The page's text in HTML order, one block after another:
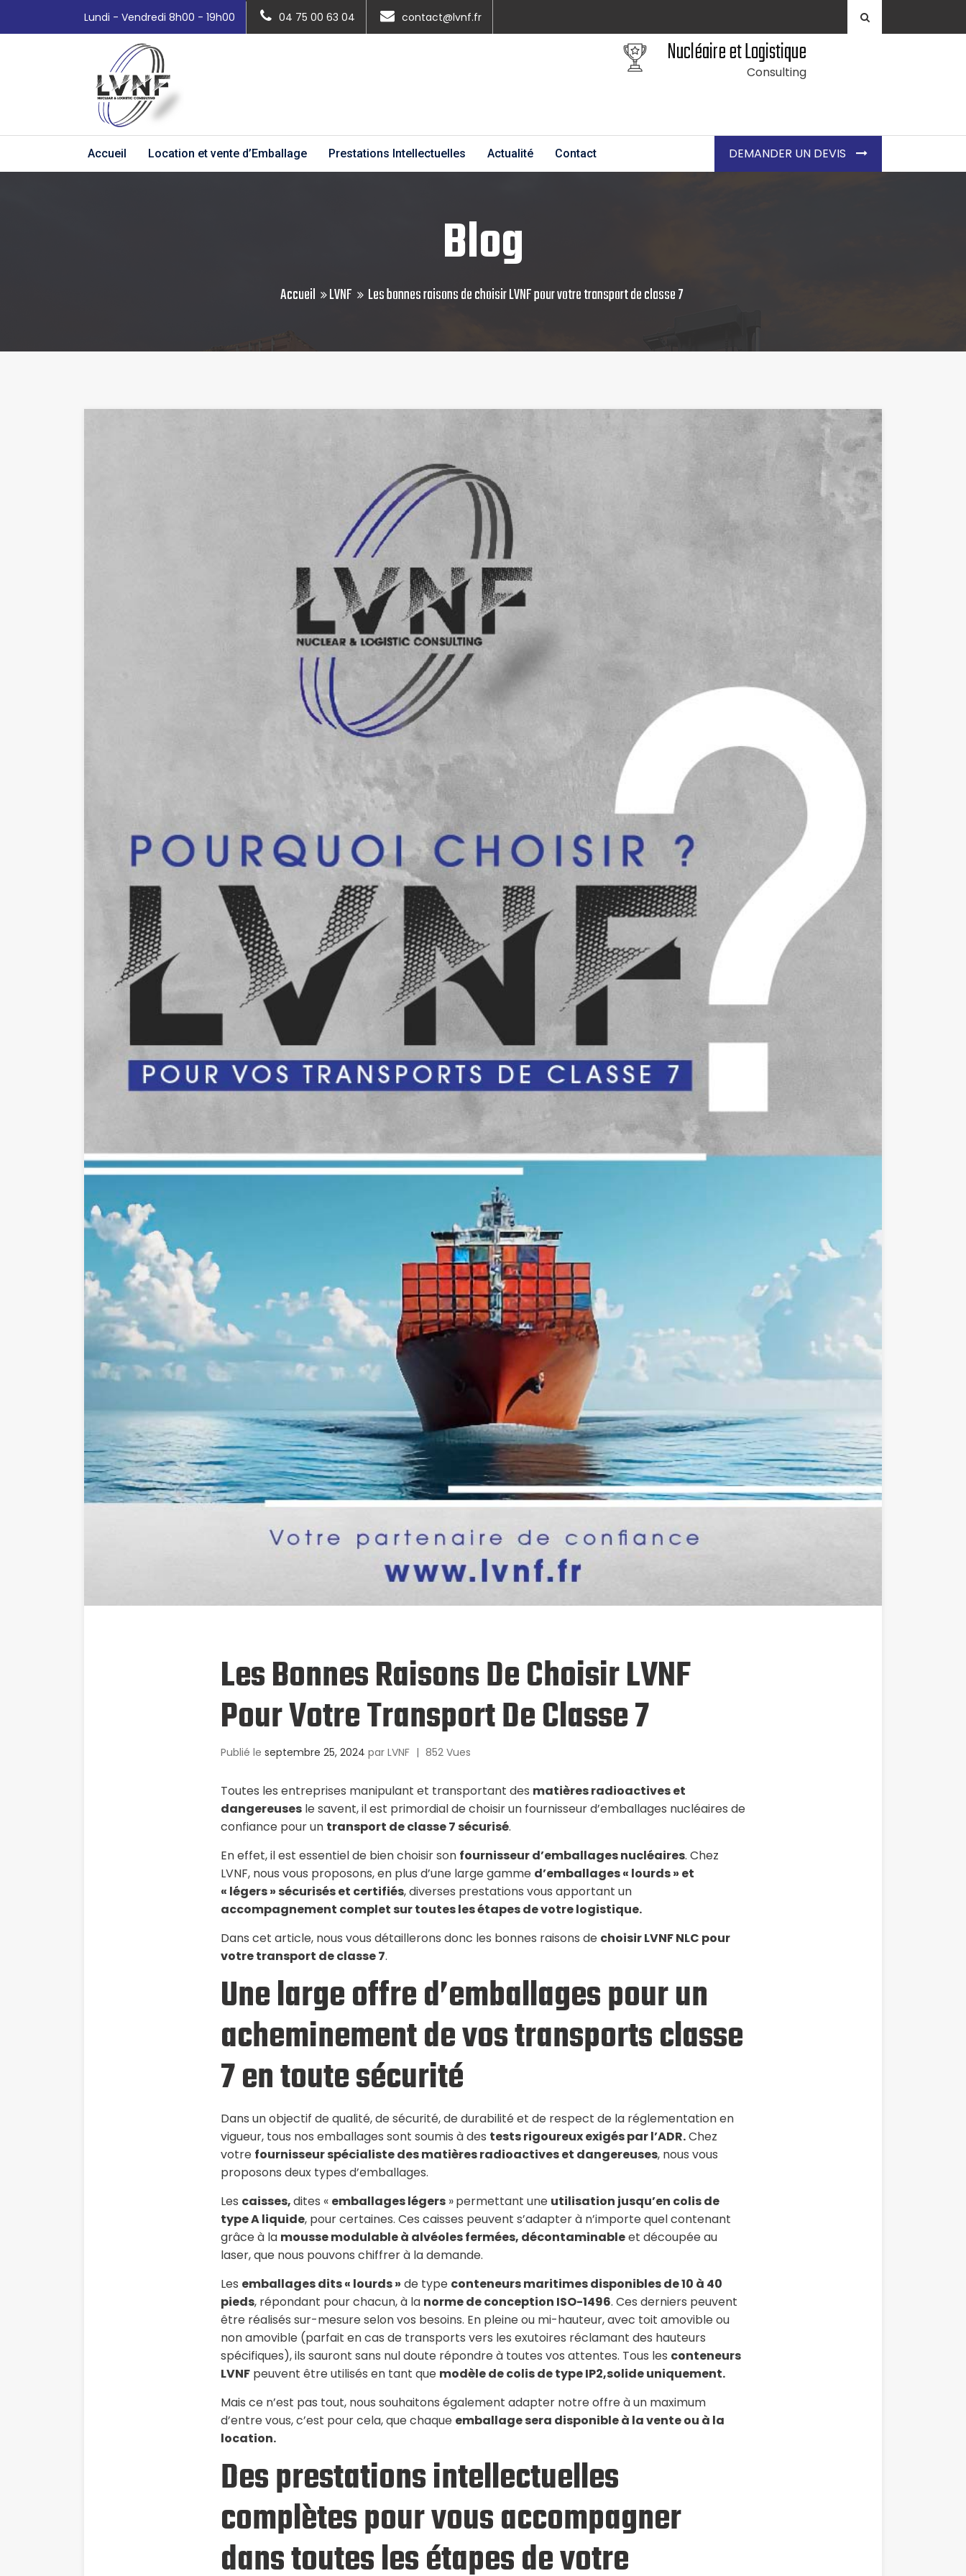
Lundi - Vendredi 8h00 - 19h00 04 75 00 63 04 contact@lvnf.fr
Nucléaire et Logistique
Consulting
Accueil Location et vente d’Emballage Prestations Intellectuelles Actualité Contact DEMANDER UN DEVIS
Blog
Accueil LVNF Les bonnes raisons de choisir LVNF pour votre transport de classe 7
Les Bonnes Raisons De Choisir LVNF
Pour Votre Transport De Classe 7
Publié le septembre 25, 2024 par LVNF | 852 Vues
Toutes les entreprises manipulant et transportant des matières radioactives et
dangereuses le savent, il est primordial de choisir un fournisseur d’emballages nucléaires de
confiance pour un transport de classe 7 sécurisé.
En effet, il est essentiel de bien choisir son fournisseur d’emballages nucléaires. Chez
LVNF, nous vous proposons, en plus d’une large gamme d’emballages « lourds » et
« légers » sécurisés et certifiés, diverses prestations vous apportant un
accompagnement complet sur toutes les étapes de votre logistique.
Dans cet article, nous vous détaillerons donc les bonnes raisons de choisir LVNF NLC pour
votre transport de classe 7.
Une large offre d’emballages pour un
acheminement de vos transports classe
7 en toute sécurité
Dans un objectif de qualité, de sécurité, de durabilité et de respect de la réglementation en
vigueur, tous nos emballages sont soumis à des tests rigoureux exigés par l’ADR.Chez
votre fournisseur spécialiste des matières radioactives et dangereuses, nous vous
proposons deux types d’emballages.
Les caisses,dites « emballages légers »permettant une utilisation jusqu’en colis de
type A liquide, pour certaines. Ces caisses peuvent s’adapter à n’importe quel contenant
grâce à la mousse modulable à alvéoles fermées, décontaminableet découpée au
laser, que nous pouvons chiffrer à la demande.
Les emballages dits « lourds » de type conteneurs maritimes disponibles de 10 à 40
pieds, répondant pour chacun, à la norme de conception ISO-1496. Ces derniers peuvent
être réalisés sur-mesure selon vos besoins. En pleine ou mi-hauteur, avec toit amovible ou
non amovible (parfait en cas de transports vers les exutoires réclamant des hauteurs
spécifiques), ils sauront sans nul doute répondre à toutes vos attentes. Tous les conteneurs
LVNF peuvent être utilisés en tant que modèle de colis de type IP2,solide uniquement.
Mais ce n’est pas tout, nous souhaitons également adapter notre offre à un maximum
d’entre vous, c’est pour cela, que chaque emballage sera disponible à la vente ou à la
location.
Des prestations intellectuelles
complètes pour vous accompagner
dans toutes les étapes de votre